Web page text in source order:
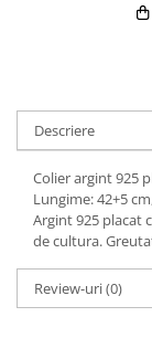
Descriere
Colier argint 925
Lungime: 42+5
Argint 925 placat
de cultura.
Review-uri(0)